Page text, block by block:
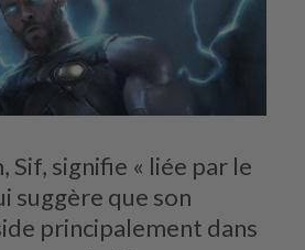
Sif, signifie « liée par le
suggère que son
principalement dans